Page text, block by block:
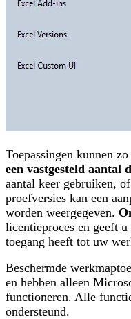
Toepassingen kunnen
een vastgesteld aantal
aantal keer gebruiken,
proefversies kan een
worden weergegeven.
licentieproces en geeft u
toegang heeft tot uw
Beschermde
en hebben alleen
functioneren. Alle
ondersteund.